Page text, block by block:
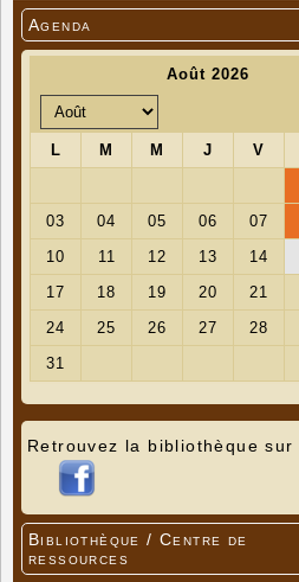
Agenda
Retrouvez la bibliothèque sur
Bibliothèque / Centre de
ressources